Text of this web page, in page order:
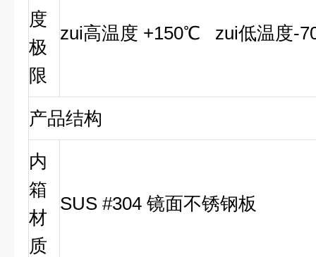
度
极
限
zui高温度 +150℃ zui低温度-
产品结构
内
箱
材
质
SUS #304 镜面不锈钢板